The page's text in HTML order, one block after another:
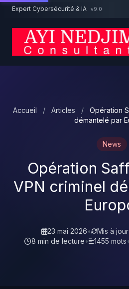
Aller au contenu principal
Expert Cybersécurité & IA v9.0
Accueil / Articles /
Opération
démantelé par
News
Opération
VPN criminel
23 mai 2026• Mis à
8 min de lecture• 1455 mots•
Un projet cybersécurité ?